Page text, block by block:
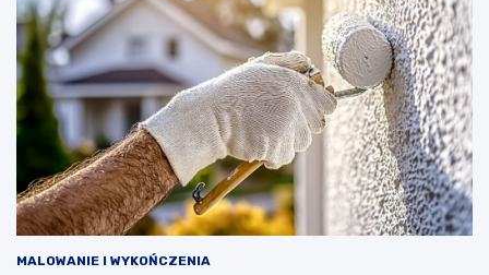
MALOWANIE I WYKOŃCZENIA